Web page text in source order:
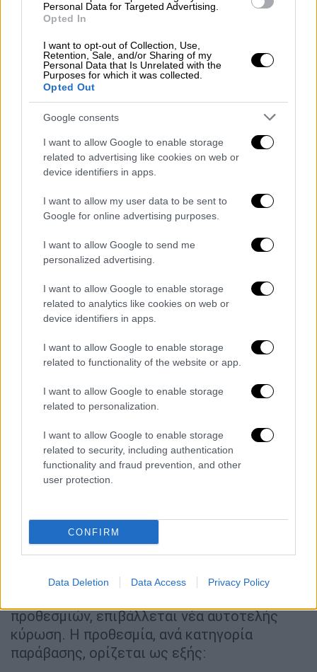
Personal Data for Targeted Advertising.
Opted In
I want to opt-out of Collection, Use,
Retention, Sale, and/or Sharing of my
Personal Data that Is Unrelated with the
Purposes for which it was collected.
Opted Out
Google consents
I want to allow Google to enable storage
related to advertising like cookies on web or
device identifiers in apps.
I want to allow my user data to be sent to
Google for online advertising purposes.
I want to allow Google to send me
personalized advertising.
I want to allow Google to enable storage
related to analytics like cookies on web or
device identifiers in apps.
I want to allow Google to enable storage
related to functionality of the website or app.
I want to allow Google to enable storage
related to personalization.
I want to allow Google to enable storage
related to security, including authentication
functionality and fraud prevention, and other
user protection.
CONFIRM
Data Deletion Data Access Privacy Policy
των κινητών στοιχείων είναι απαραίτητη η
χρήση μηχανολογικού εξοπλισμού,
επιβάλλεται πρόστιμο 500 ευρώ ανά κυβικό
μέτρο που αντιστοιχεί στον όγκο των
αντικειμένων που παρεμποδίζουν τη
διέλευση.
και
κάθε είδουςαπορριμμάτωνσε σημεία
διέλευσης του κοινού προς τη θάλασσα. Για
500 ευρώ ανά μέτρο που αντιστοιχεί στο
πλάτος της διέλευσης που εμποδίζεται. Αν
για την απομάκρυνση των κινητών στοιχείων
είναι απαραίτητη η χρήση μηχανολογικού
εξοπλισμού, το πρόστιμο της παρούσας
διπλασιάζεται (1.000 ευρώ).
Η άσκηση κάθε είδους δραστηριότητας ή
εκδήλωσης, ατομικής ή συλλογικής,
επαγγελματικής ή μη, μόνιμης ή προσωρινής,
κατά τρόπο που κωλύει την άμεση πρόσβαση
του κοινού στη θάλασσα. Για τις
παραβάσεις
μέτρο που αντιστοιχεί στο πλάτος της
διέλευσης που εμποδίζεται. Κάθε είδους
σωματική ή λεκτική παρεμπόδιση, η οποία
επιβάλλεται πρόστιμο 2.000 ευρώ.
Η παράλειψη του παραβάτη να άρει την
παρεμπόδιση της πρόσβασης των πολιτών
προθεσμιών, επιβάλλεται νέα αυτοτελής
κύρωση. Η προθεσμία, ανά κατηγορία
παράβασης, ορίζεται ως εξής: